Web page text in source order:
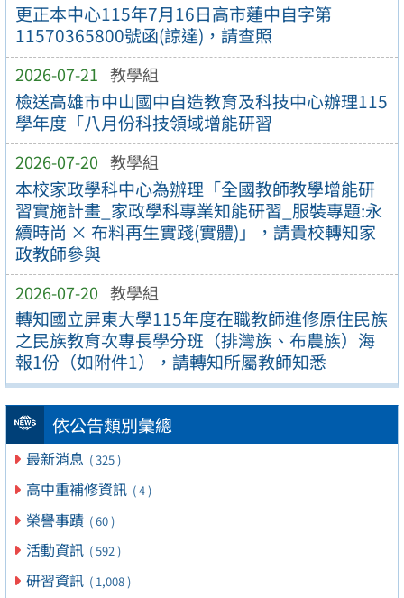
更正本中心115年7月16日高市蓮中自字第
11570365800號函(諒達)，請查照
2026-07-21 教學組
檢送高雄市中山國中自造教育及科技中心辦理115
學年度「八月份科技領域增能研習
2026-07-20 教學組
本校家政學科中心為辦理「全國教師教學增能研
習實施計畫_家政學科專業知能研習_服裝專題:永
續時尚 × 布料再生實踐(實體)」，請貴校轉知家
政教師參與
2026-07-20 教學組
轉知國立屏東大學115年度在職教師進修原住民族
之民族教育次專長學分班（排灣族、布農族）海
報1份（如附件1），請轉知所屬教師知悉
依公告類別彙總
最新消息 ( 325 )
高中重補修資訊 ( 4 )
榮譽事蹟 ( 60 )
活動資訊 ( 592 )
研習資訊 ( 1,008 )